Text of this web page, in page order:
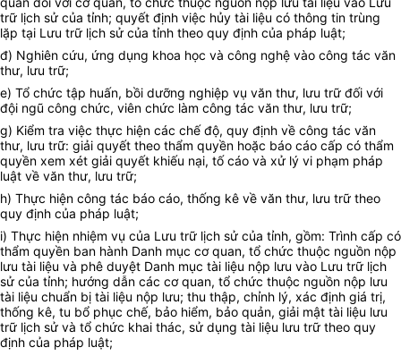
trữ lịch sử của tỉnh; quyết định việc hủy tài liệu có thông tin trùng
lặp tại Lưu trữ lịch sử của tỉnh theo quy định của pháp luật;
đ) Nghiên cứu, ứng dụng khoa học và công nghệ vào công tác văn
thư, lưu trữ;
e) Tổ chức tập huấn, bồi dưỡng nghiệp vụ văn thư, lưu trữ đối với
đội ngũ công chức, viên chức làm công tác văn thư, lưu trữ;
g) Kiểm tra việc thực hiện các chế độ, quy định về công tác văn
thư, lưu trữ: giải quyết theo thẩm quyền hoặc báo cáo cấp có thẩm
quyền xem xét giải quyết khiếu nại, tố cáo và xử lý vi phạm pháp
luật về văn thư, lưu trữ;
h) Thực hiện công tác báo cáo, thống kê về văn thư, lưu trữ theo
quy định của pháp luật;
i) Thực hiện nhiệm vụ của Lưu trữ lịch sử của tỉnh, gồm: Trình cấp có
thẩm quyền ban hành Danh mục cơ quan, tổ chức thuộc nguồn nộp
lưu tài liệu và phê duyệt Danh mục tài liệu nộp lưu vào Lưu trữ lịch
sử của tỉnh; hướng dẫn các cơ quan, tổ chức thuộc nguồn nộp lưu
tài liệu chuẩn bị tài liệu nộp lưu; thu thập, chỉnh lý, xác định giá trị,
thống kê, tu bổ phục chế, bảo hiểm, bảo quản, giải mật tài liệu lưu
trữ lịch sử và tổ chức khai thác, sử dụng tài liệu lưu trữ theo quy
định của pháp luật;